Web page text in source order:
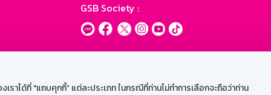
ได้ที่ "แถบคุกกี้” แต่ละประเภท ในกรณีที่ท่านไม่ทำการเลือกจะถือว่าท่าน
GSB Society :